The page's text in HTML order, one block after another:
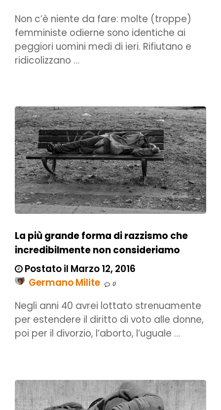
Non c’è niente da fare: molte (troppe)
femministe odierne sono identiche ai
peggiori uomini medi di ieri. Rifiutano e
ridicolizzano …
La più grande forma di razzismo che
incredibilmente non consideriamo
Postato il Marzo 12, 2016
Germano Milite
0
Negli anni 40 avrei lottato strenuamente
per estendere il diritto di voto alle donne,
poi per il divorzio, l’aborto, l’uguale …